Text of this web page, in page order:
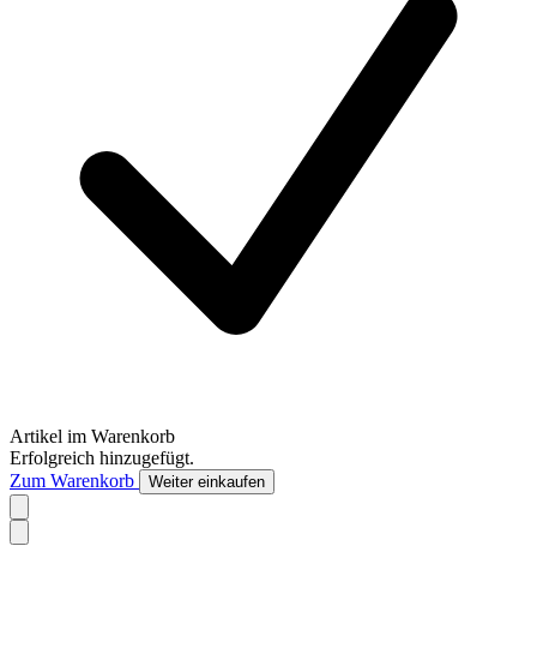
Artikel im Warenkorb
Erfolgreich hinzugefügt.
Zum Warenkorb
Weiter einkaufen